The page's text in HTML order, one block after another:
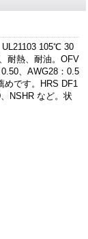
105℃ 30
耐熱、耐油。OFV
、AWG28：0.5
めです。HRS DF1
NSHR など。状